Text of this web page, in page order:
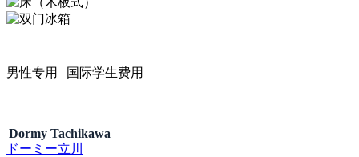
男性专用 国际学生费用
Dormy Tachikawa
ドーミー立川